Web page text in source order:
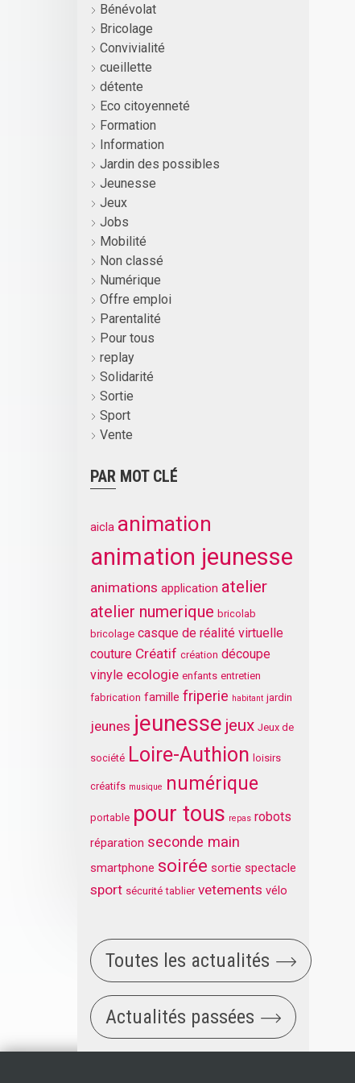
Bénévolat
Bricolage
Convivialité
cueillette
détente
Eco citoyenneté
Formation
Information
Jardin des possibles
Jeunesse
Jeux
Jobs
Mobilité
Non classé
Numérique
Offre emploi
Parentalité
Pour tous
replay
Solidarité
Sortie
Sport
Vente
PAR MOT CLÉ
aicla animation
animation jeunesse
animations application atelier
atelier numerique bricolab
bricolage casque de réalité virtuelle
couture Créatif création découpe
vinyle ecologie enfants entretien
fabrication famille friperie habitant jardin
jeunes jeunesse jeux Jeux de
société Loire-Authion loisirs
créatifs musique numérique
portable pour tous repas robots
réparation seconde main
smartphone soirée sortie spectacle
sport sécurité tablier vetements vélo
Toutes les actualités
Actualités passées